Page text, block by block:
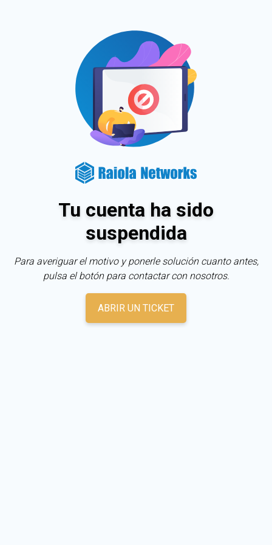
Tu cuenta ha sido
suspendida
Para averiguar el motivo y ponerle solución cuanto antes,
pulsa el botón para contactar con nosotros.
ABRIR UN TICKET